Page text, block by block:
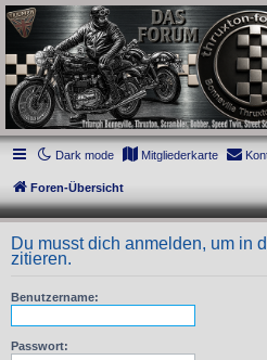
thruxton-
DAS FORUM! Alles rund um die Triumph
die New Bonneville Baureihen ab BJ
Scrambler, Bobber, Speed Twin, Street
und Speedmaster.
Dark mode
Mitgliederkarte
Foren-Übersicht
Du musst dich anmelden, um in
zitieren.
Benutzername:
Passwort: